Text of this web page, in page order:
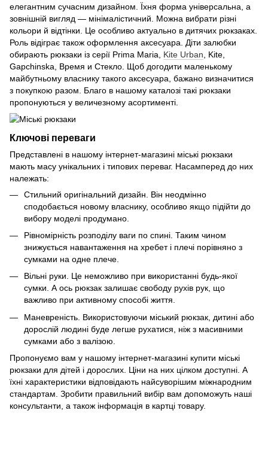
елегантним сучасним дизайном. Їхня форма універсальна, а
зовнішній вигляд — мінімалістичний. Можна вибрати різні
кольори й відтінки. Це особливо актуально в дитячих рюкзаках.
Роль відіграє також оформлення аксесуара. Діти залюбки
обирають рюкзаки із серії Prima Maria, Kite Urban , Kite,
Gapchinska, Время и Стекло. Щоб догодити маленькому
майбутньому власнику такого аксесуара, бажано визначитися
з покупкою разом. Благо в нашому каталозі такі рюкзаки
пропонуються у величезному асортименті.
Ключові переваги
Представлені в нашому інтернет-магазині міські рюкзаки
мають масу унікальних і типових переваг. Насамперед до них
належать:
Стильний оригінальний дизайн. Він неодмінно
сподобається новому власнику, особливо якщо підійти до
вибору моделі продумано.
Рівномірність розподілу ваги по спині. Таким чином
знижується навантаження на хребет і плечі порівняно з
сумками на одне плече.
Вільні руки. Це неможливо при використанні будь-якої
сумки. А ось рюкзак залишає свободу рухів рук, що
важливо при активному способі життя.
Маневреність. Використовуючи міський рюкзак, дитині або
дорослій людині буде легше рухатися, ніж з масивними
сумками або з валізою.
Пропонуємо вам у нашому інтернет-магазині купити міські
рюкзаки для дітей і дорослих. Ціни на них цілком доступні. А
їхні характеристики відповідають найсуворішим міжнародним
стандартам. Зробити правильний вибір вам допоможуть наші
консультанти, а також інформація в картці товару.